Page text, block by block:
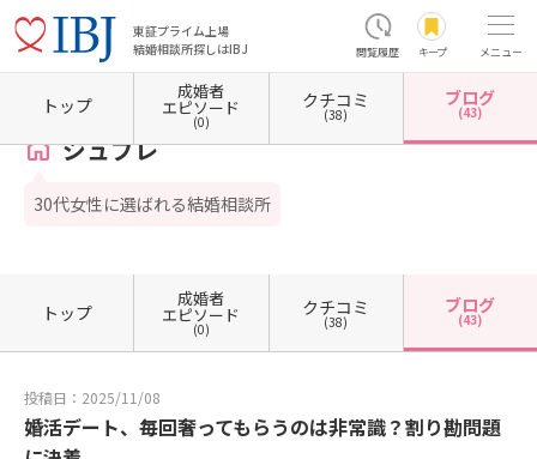
東証プライム上場
結婚相談所探しはIBJ
閲覧履歴 キープ メニュー
ホーム 福岡県の結婚相談所 福岡県福岡市 福岡県福岡市中央区 ジュブレ カウンセ
ジュブレ
30代女性に選ばれる結婚相談所
トップ
成婚者
エピソード
(0)
クチコミ
(38)
ブログ
(43)
トップ
成婚者
エピソード
(0)
クチコミ
(38)
ブログ
(43)
投稿日：2025/11/08
婚活デート、毎回奢ってもらうのは非常識？割り勘問題